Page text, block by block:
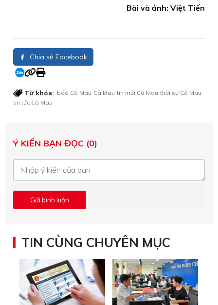
Bài và ảnh: Việt Tiến
Chia sẻ Facebook
Từ khóa: báo Cà Mau Cà Mau tin mới Cà Mau thời sự Cà Mau
tin tức Cà Mau
Ý KIẾN BẠN ĐỌC (0)
TIN CÙNG CHUYÊN MỤC